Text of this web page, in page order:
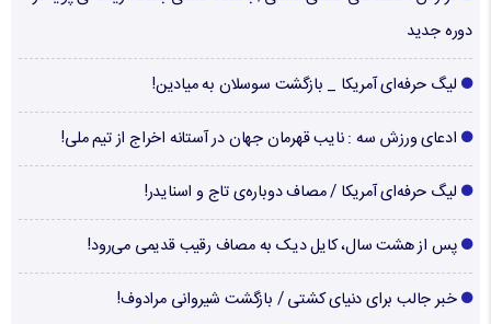
دوره جدید
لیگ حرفه‌ای آمریکا _ بازگشت سوسلان به میادین!
ادعای ورزش سه : نایب قهرمان جهان در آستانه اخراج از تیم ملی!
لیگ حرفه‌ای آمریکا / مصاف دوباره‌ی تاج و اسنایدر!
پس از هشت سال، کایل دیک به مصاف رقیب قدیمی می‌رود!
خبر جالب برای دنیای کشتی / بازگشت شیروانی مرادوف!